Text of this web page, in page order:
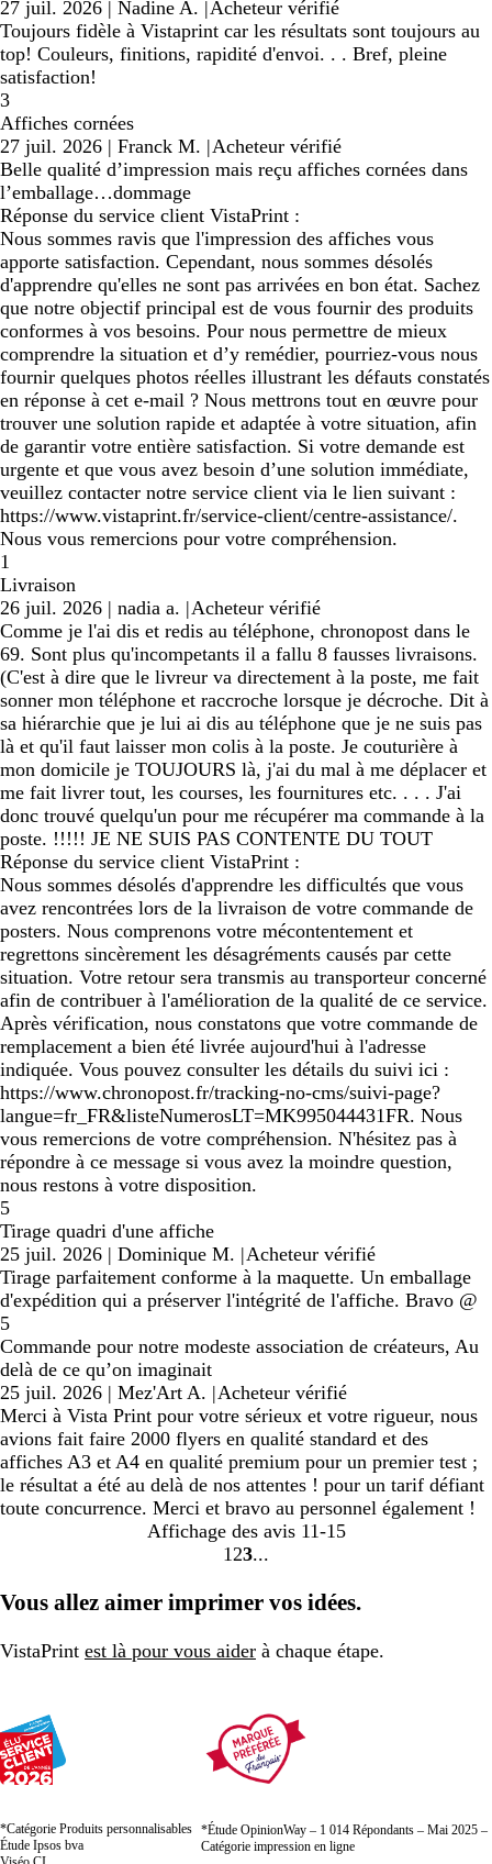
27 juil. 2026 | Nadine A. |Acheteur vérifié
Toujours fidèle à Vistaprint car les résultats sont toujours au
top! Couleurs, finitions, rapidité d'envoi. . . Bref, pleine
satisfaction!
3
Affiches cornées
27 juil. 2026 | Franck M. |Acheteur vérifié
Belle qualité d’impression mais reçu affiches cornées dans
l’emballage…dommage
Réponse du service client VistaPrint :
Nous sommes ravis que l'impression des affiches vous
apporte satisfaction. Cependant, nous sommes désolés
d'apprendre qu'elles ne sont pas arrivées en bon état. Sachez
que notre objectif principal est de vous fournir des produits
conformes à vos besoins. Pour nous permettre de mieux
comprendre la situation et d’y remédier, pourriez-vous nous
fournir quelques photos réelles illustrant les défauts constatés
en réponse à cet e-mail ? Nous mettrons tout en œuvre pour
trouver une solution rapide et adaptée à votre situation, afin
de garantir votre entière satisfaction. Si votre demande est
urgente et que vous avez besoin d’une solution immédiate,
veuillez contacter notre service client via le lien suivant :
https://www.vistaprint.fr/service-client/centre-assistance/.
Nous vous remercions pour votre compréhension.
1
Livraison
26 juil. 2026 | nadia a. |Acheteur vérifié
Comme je l'ai dis et redis au téléphone, chronopost dans le
69. Sont plus qu'incompetants il a fallu 8 fausses livraisons.
(C'est à dire que le livreur va directement à la poste, me fait
sonner mon téléphone et raccroche lorsque je décroche. Dit à
sa hiérarchie que je lui ai dis au téléphone que je ne suis pas
là et qu'il faut laisser mon colis à la poste. Je couturière à
mon domicile je TOUJOURS là, j'ai du mal à me déplacer et
me fait livrer tout, les courses, les fournitures etc. . . . J'ai
donc trouvé quelqu'un pour me récupérer ma commande à la
poste. !!!!! JE NE SUIS PAS CONTENTE DU TOUT
Réponse du service client VistaPrint :
Nous sommes désolés d'apprendre les difficultés que vous
avez rencontrées lors de la livraison de votre commande de
posters. Nous comprenons votre mécontentement et
regrettons sincèrement les désagréments causés par cette
situation. Votre retour sera transmis au transporteur concerné
afin de contribuer à l'amélioration de la qualité de ce service.
Après vérification, nous constatons que votre commande de
remplacement a bien été livrée aujourd'hui à l'adresse
indiquée. Vous pouvez consulter les détails du suivi ici :
https://www.chronopost.fr/tracking-no-cms/suivi-page?
langue=fr_FR&listeNumerosLT=MK995044431FR. Nous
vous remercions de votre compréhension. N'hésitez pas à
répondre à ce message si vous avez la moindre question,
nous restons à votre disposition.
5
Tirage quadri d'une affiche
25 juil. 2026 | Dominique M. |Acheteur vérifié
Tirage parfaitement conforme à la maquette. Un emballage
d'expédition qui a préserver l'intégrité de l'affiche. Bravo @
5
Commande pour notre modeste association de créateurs, Au
delà de ce qu’on imaginait
25 juil. 2026 | Mez'Art A. |Acheteur vérifié
Merci à Vista Print pour votre sérieux et votre rigueur, nous
avions fait faire 2000 flyers en qualité standard et des
affiches A3 et A4 en qualité premium pour un premier test ;
le résultat a été au delà de nos attentes ! pour un tarif défiant
toute concurrence. Merci et bravo au personnel également !
Affichage des avis 11-15
Accéder
la
1 Accéder
la
2 Accéder
la
3
Vous allez aimer imprimer vos idées.
VistaPrint est là pour vous aider à chaque étape.
*Catégorie Produits personnalisables
Étude Ipsos bva
*Étude OpinionWay – 1 014 Répondants – Mai 2025 –
Catégorie impression en ligne